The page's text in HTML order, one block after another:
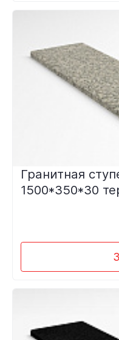
Гранитная
1500*350*30